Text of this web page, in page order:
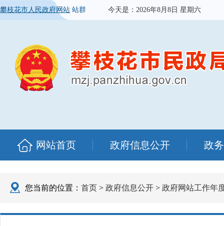
攀枝花市人民政府网站 站群 今天是： 2026年8月8日 星期六
网站首页 政府信息公开 政
您当前的位置： 首页 > 政府信息公开 > 政府网站工作年